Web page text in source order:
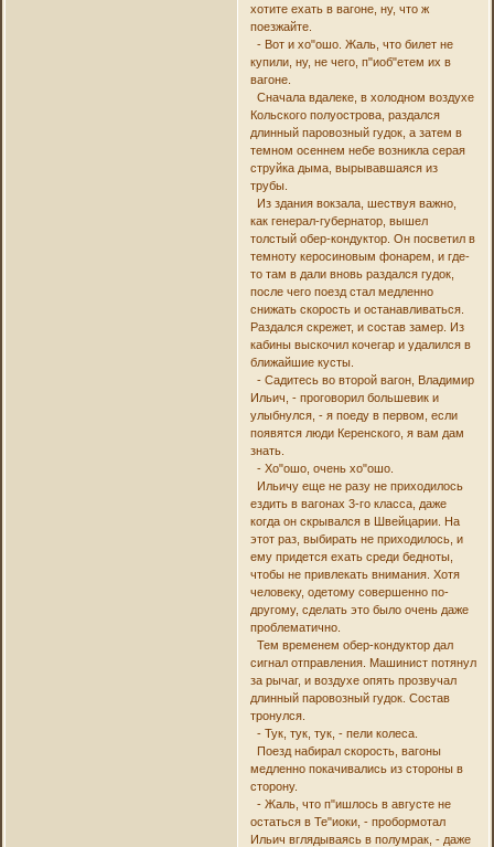
хотите ехать в вагоне, ну, что ж
поезжайте.
- Вот и хо"ошо. Жаль, что билет не
купили, ну, не чего, п"иоб"етем их в
вагоне.
Сначала вдалеке, в холодном воздухе
Кольского полуострова, раздался
длинный паровозный гудок, а затем в
темном осеннем небе возникла серая
струйка дыма, вырывавшаяся из
трубы.
Из здания вокзала, шествуя важно,
как генерал-губернатор, вышел
толстый обер-кондуктор. Он посветил в
темноту керосиновым фонарем, и где-
то там в дали вновь раздался гудок,
после чего поезд стал медленно
снижать скорость и останавливаться.
Раздался скрежет, и состав замер. Из
кабины выскочил кочегар и удалился в
ближайшие кусты.
- Садитесь во второй вагон, Владимир
Ильич, - проговорил большевик и
улыбнулся, - я поеду в первом, если
появятся люди Керенского, я вам дам
знать.
- Хо"ошо, очень хо"ошо.
Ильичу еще не разу не приходилось
ездить в вагонах 3-го класса, даже
когда он скрывался в Швейцарии. На
этот раз, выбирать не приходилось, и
ему придется ехать среди бедноты,
чтобы не привлекать внимания. Хотя
человеку, одетому совершенно по-
другому, сделать это было очень даже
проблематично.
Тем временем обер-кондуктор дал
сигнал отправления. Машинист потянул
за рычаг, и воздухе опять прозвучал
длинный паровозный гудок. Состав
тронулся.
- Тук, тук, тук, - пели колеса.
Поезд набирал скорость, вагоны
медленно покачивались из стороны в
сторону.
- Жаль, что п"ишлось в августе не
остаться в Те"иоки, - пробормотал
Ильич вглядываясь в полумрак, - даже